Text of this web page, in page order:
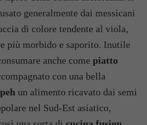
generalmente dai messicani
di colore tendente al viola,
più morbido e saporito. Inutile
anche come piatto
con una bella
un alimento ricavato dai semi
nel Sud-Est asiatico,